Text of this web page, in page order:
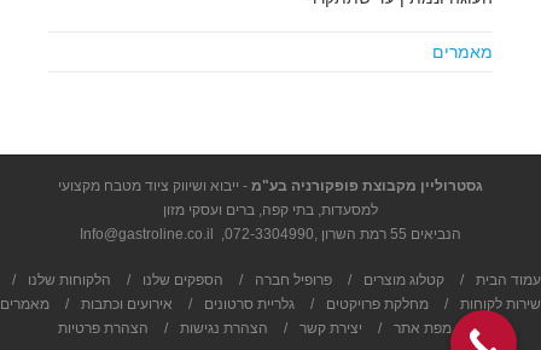
מאמרים
גסטרוליין מקבוצת פופקורניה בע"מ - ייבוא ושיווק ציוד מטבח מקצועי
למסעדות, בתי קפה, ברים ועסקי מזון
הנביאים 55 רמת השרון ,
072-3304990
,
Info@gastroline.co.il
עמוד הבית / קטלוג מוצרים / פרופיל חברה / הספקים שלנו / הלקוחות שלנו
/
שירות לקוחות
/ מחלקת פרויקטים / גלריית סרטונים / אירועים וכתבות /
מאמרים
/
מפת אתר / יצירת קשר / הצהרת נגישות / הצהרת פרטיות